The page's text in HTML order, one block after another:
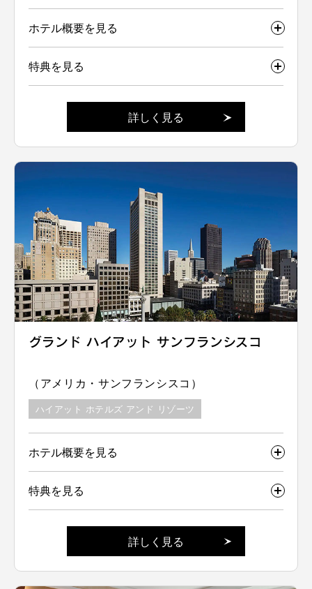
ホテル概要を見る
特典を見る
詳しく見る
グランド ハイアット サンフランシスコ
（アメリカ・サンフランシスコ）
ハイアット ホテルズ アンド リゾーツ
ホテル概要を見る
特典を見る
詳しく見る